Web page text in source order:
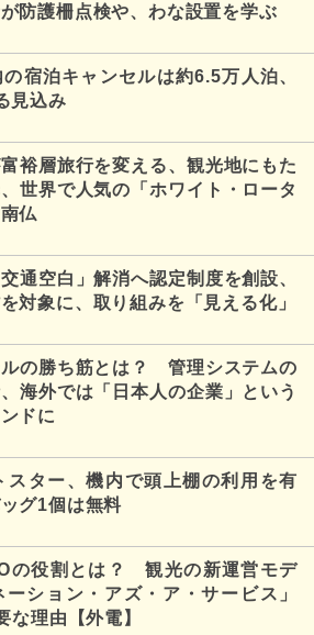
防護柵点検や、わな設置を学ぶ
宿泊キャンセルは約6.5万人泊、
見込み
裕層旅行を変える、観光地にもた
世界で人気の「ホワイト・ロータ
仏
通空白」解消へ認定制度を創設、
対象に、取り組みを「見える化」
の勝ち筋とは？ 管理システムの
海外では「日本人の企業」という
ドに
スター、機内で頭上棚の利用を有
グ1個は無料
の役割とは？ 観光の新運営モデ
ション・アズ・ア・サービス」
な理由【外電】